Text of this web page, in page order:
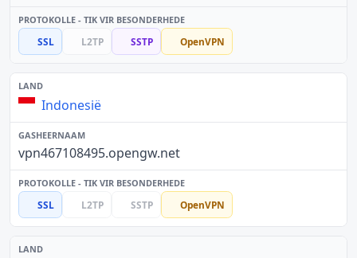
SSL L2TP SSTP OpenVPN
Indonesië
vpn467108495.opengw.net
SSL L2TP SSTP OpenVPN